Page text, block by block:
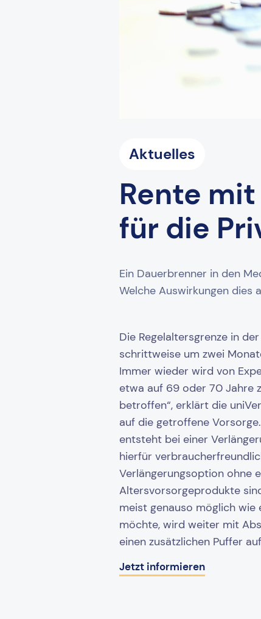
Aktuelles
Rente
für die
Ein Dauerbrenner in den
Welche Auswirkungen dies
Die Regelaltersgrenze in
schrittweise um zwei
Immer wieder wird von
etwa auf 69 oder 70 Jahre
betroffen“, erklärt die
auf die getroffene
entsteht bei einer
hierfür
Verlängerungsoption ohne
Altersvorsorgeprodukte
meist genauso möglich
möchte, wird weiter mit
einen zusätzlichen Puffer
Jetzt informieren